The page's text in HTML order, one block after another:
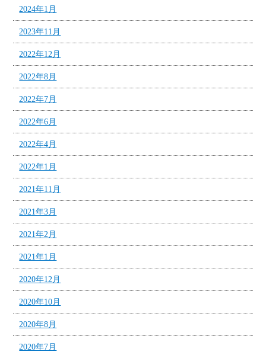
2024年1月
2023年11月
2022年12月
2022年8月
2022年7月
2022年6月
2022年4月
2022年1月
2021年11月
2021年3月
2021年2月
2021年1月
2020年12月
2020年10月
2020年8月
2020年7月